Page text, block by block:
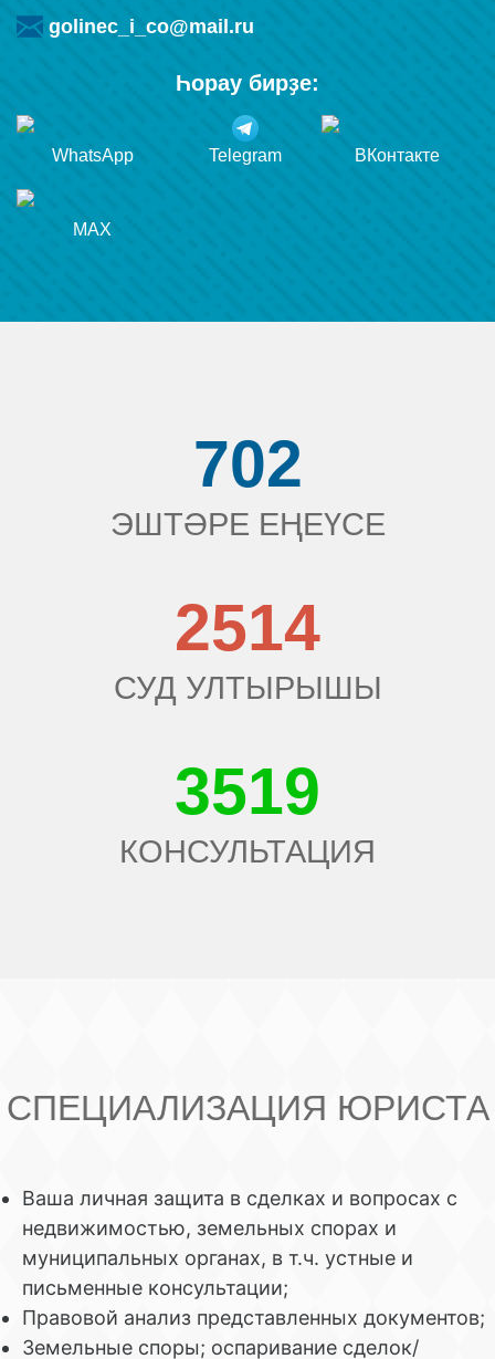
golinec_i_co@mail.ru
Һорау бирҙе:
WhatsApp Telegram ВКонтакте
MAX
702
ЭШТӘРЕ ЕҢЕҮСЕ
2514
СУД УЛТЫРЫШЫ
3519
КОНСУЛЬТАЦИЯ
СПЕЦИАЛИЗАЦИЯ ЮРИСТА
Ваша личная защита в сделках и вопросах с
недвижимостью, земельных спорах и
муниципальных органах, в т.ч. устные и
письменные консультации;
Правовой анализ представленных документов;
Земельные споры; оспаривание сделок/